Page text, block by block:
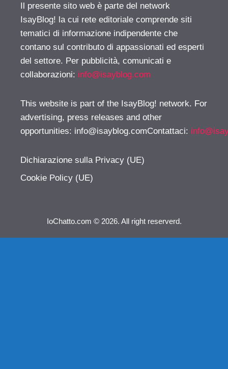
Il presente sito web è parte del network
IsayBlog! la cui rete editoriale comprende siti
tematici di informazione indipendente che
contano sul contributo di appassionati ed esperti
del settore. Per pubblicità, comunicati e
collaborazioni: info@isayblog.com
This website is part of the IsayBlog! network. For
advertising, press releases and other
opportunities: info@isayblog.comContattaci:
Dichiarazione sulla Privacy (UE)
Cookie Policy (UE)
IoChatto.com © 2026. All right reserverd.